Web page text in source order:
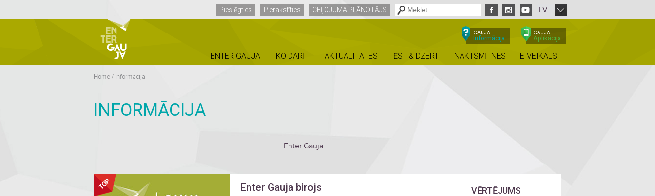
Pieslēgties Pierakstīties CEĻOJUMA PLĀNOTĀJS LV
GAUJA
Informācija
GAUJA
Aplikācija
ENTER GAUJA KO DARĪT AKTUALITĀTES ĒST & DZERT NAKTSMĪTNES E-VEIKALS
Home/ Informācija
INFORMĀCIJA
Enter Gauja
Enter Gauja birojs VĒRTĒJUMS